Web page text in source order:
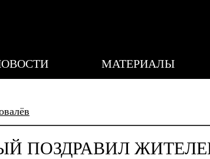
МАТЕРИАЛЫ
ПОЗДРАВИЛ